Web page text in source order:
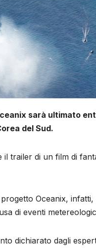
sarà ultimato
del Sud.
il trailer di un film di
Oceanix,
di eventi
dichiarato dagli